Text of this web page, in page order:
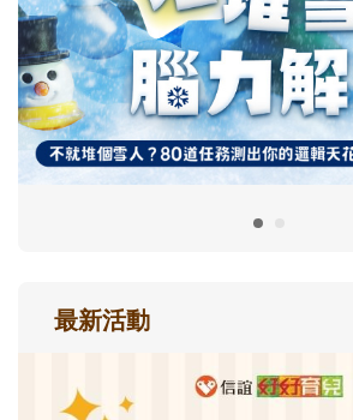
最新活動